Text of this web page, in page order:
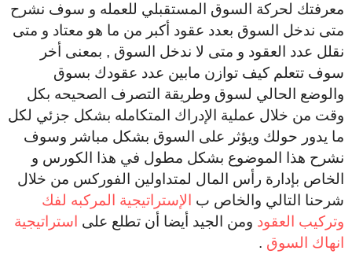
معرفتك لحركة السوق المستقبلي للعمله و سوف نشرح
متى ندخل السوق بعدد عقود أكبر من ما هو معتاد و متى
نقلل عدد العقود و متى لا ندخل السوق , بمعنى أخر
سوف تتعلم كيف توازن مابين عدد عقودك بسوق
والوضع الحالي لسوق وطريقة التصرف الصحيحه بكل
وقت من خلال عملية الإدراك المتكامله بشكل جزئي لكل
ما يدور حولك ويؤثر على السوق بشكل مباشر وسوف
نشرح هذا الموضوع بشكل مطول في هذا الكورس و
الخاص بإدارة رأس المال لمتداولين الفوركس من خلال
شرحنا التالي والخاص ب
الإستراتيجية المركبه لفك
وتركيب العقود ومن الجيد أيضا أن تطلع على استراتيجية
انهاك السوق .